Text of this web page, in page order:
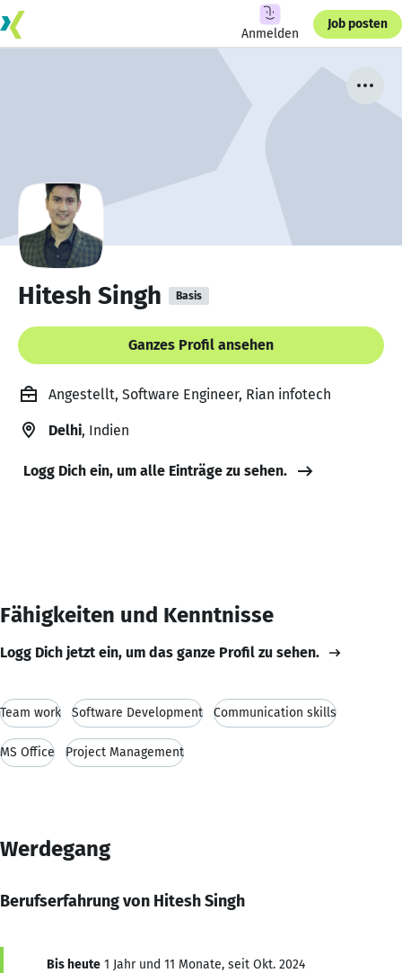
Anmelden
Job posten
Hitesh Singh Basis
Ganzes Profil ansehen
Angestellt, Software Engineer, Rian infotech
Delhi, Indien
Logg Dich ein, um alle Einträge zu sehen.
Fähigkeiten und Kenntnisse
Logg Dich jetzt ein, um das ganze Profil zu sehen.
Team work Software Development Communication skills
MS Office Project Management
Werdegang
Berufserfahrung von Hitesh Singh
Bis heute 1 Jahr und 11 Monate, seit Okt. 2024